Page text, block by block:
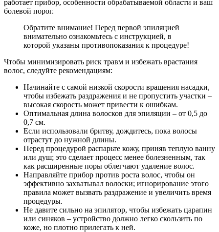
работает прибор, особенности обрабатываемой области и ваш
болевой порог.
Обратите внимание! Перед первой эпиляцией
внимательно ознакомьтесь с инструкцией, в
которой указаны противопоказания к процедуре!
Чтобы минимизировать риск травм и избежать врастания
волос, следуйте рекомендациям:
Начинайте с самой низкой скорости вращения насадки,
чтобы избежать раздражения и не пропустить участки –
высокая скорость может привести к ошибкам.
Оптимальная длина волосков для эпиляции – от 0,5 до
0,7 см.
Если использовали бритву, дождитесь, пока волосы
отрастут до нужной длины.
Перед процедурой распарьте кожу, приняв теплую ванну
или душ; это сделает процесс менее болезненным, так
как расширенные поры облегчают удаление волос.
Направляйте прибор против роста волос, чтобы он
эффективно захватывал волоски; игнорирование этого
правила может вызвать раздражение и увеличить время
процедуры.
Не давите сильно на эпилятор, чтобы избежать царапин
или синяков – устройство должно легко скользить по
коже, но плотно прилегать к ней.